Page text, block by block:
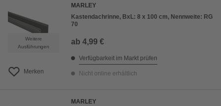
Weitere
Ausführungen
Merken
MARLEY
Kastendachrinne, BxL: 8 x 100 cm, Nennweite: RG
70
ab 4,99 €
Verfügbarkeit im Markt prüfen
Nicht online erhältlich
MARLEY